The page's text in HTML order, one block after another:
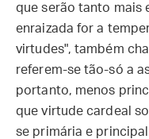
que serão tanto mais
enraizada for a
virtudes", também
referem-se tão-só a
portanto, menos
que virtude cardeal
se primária e